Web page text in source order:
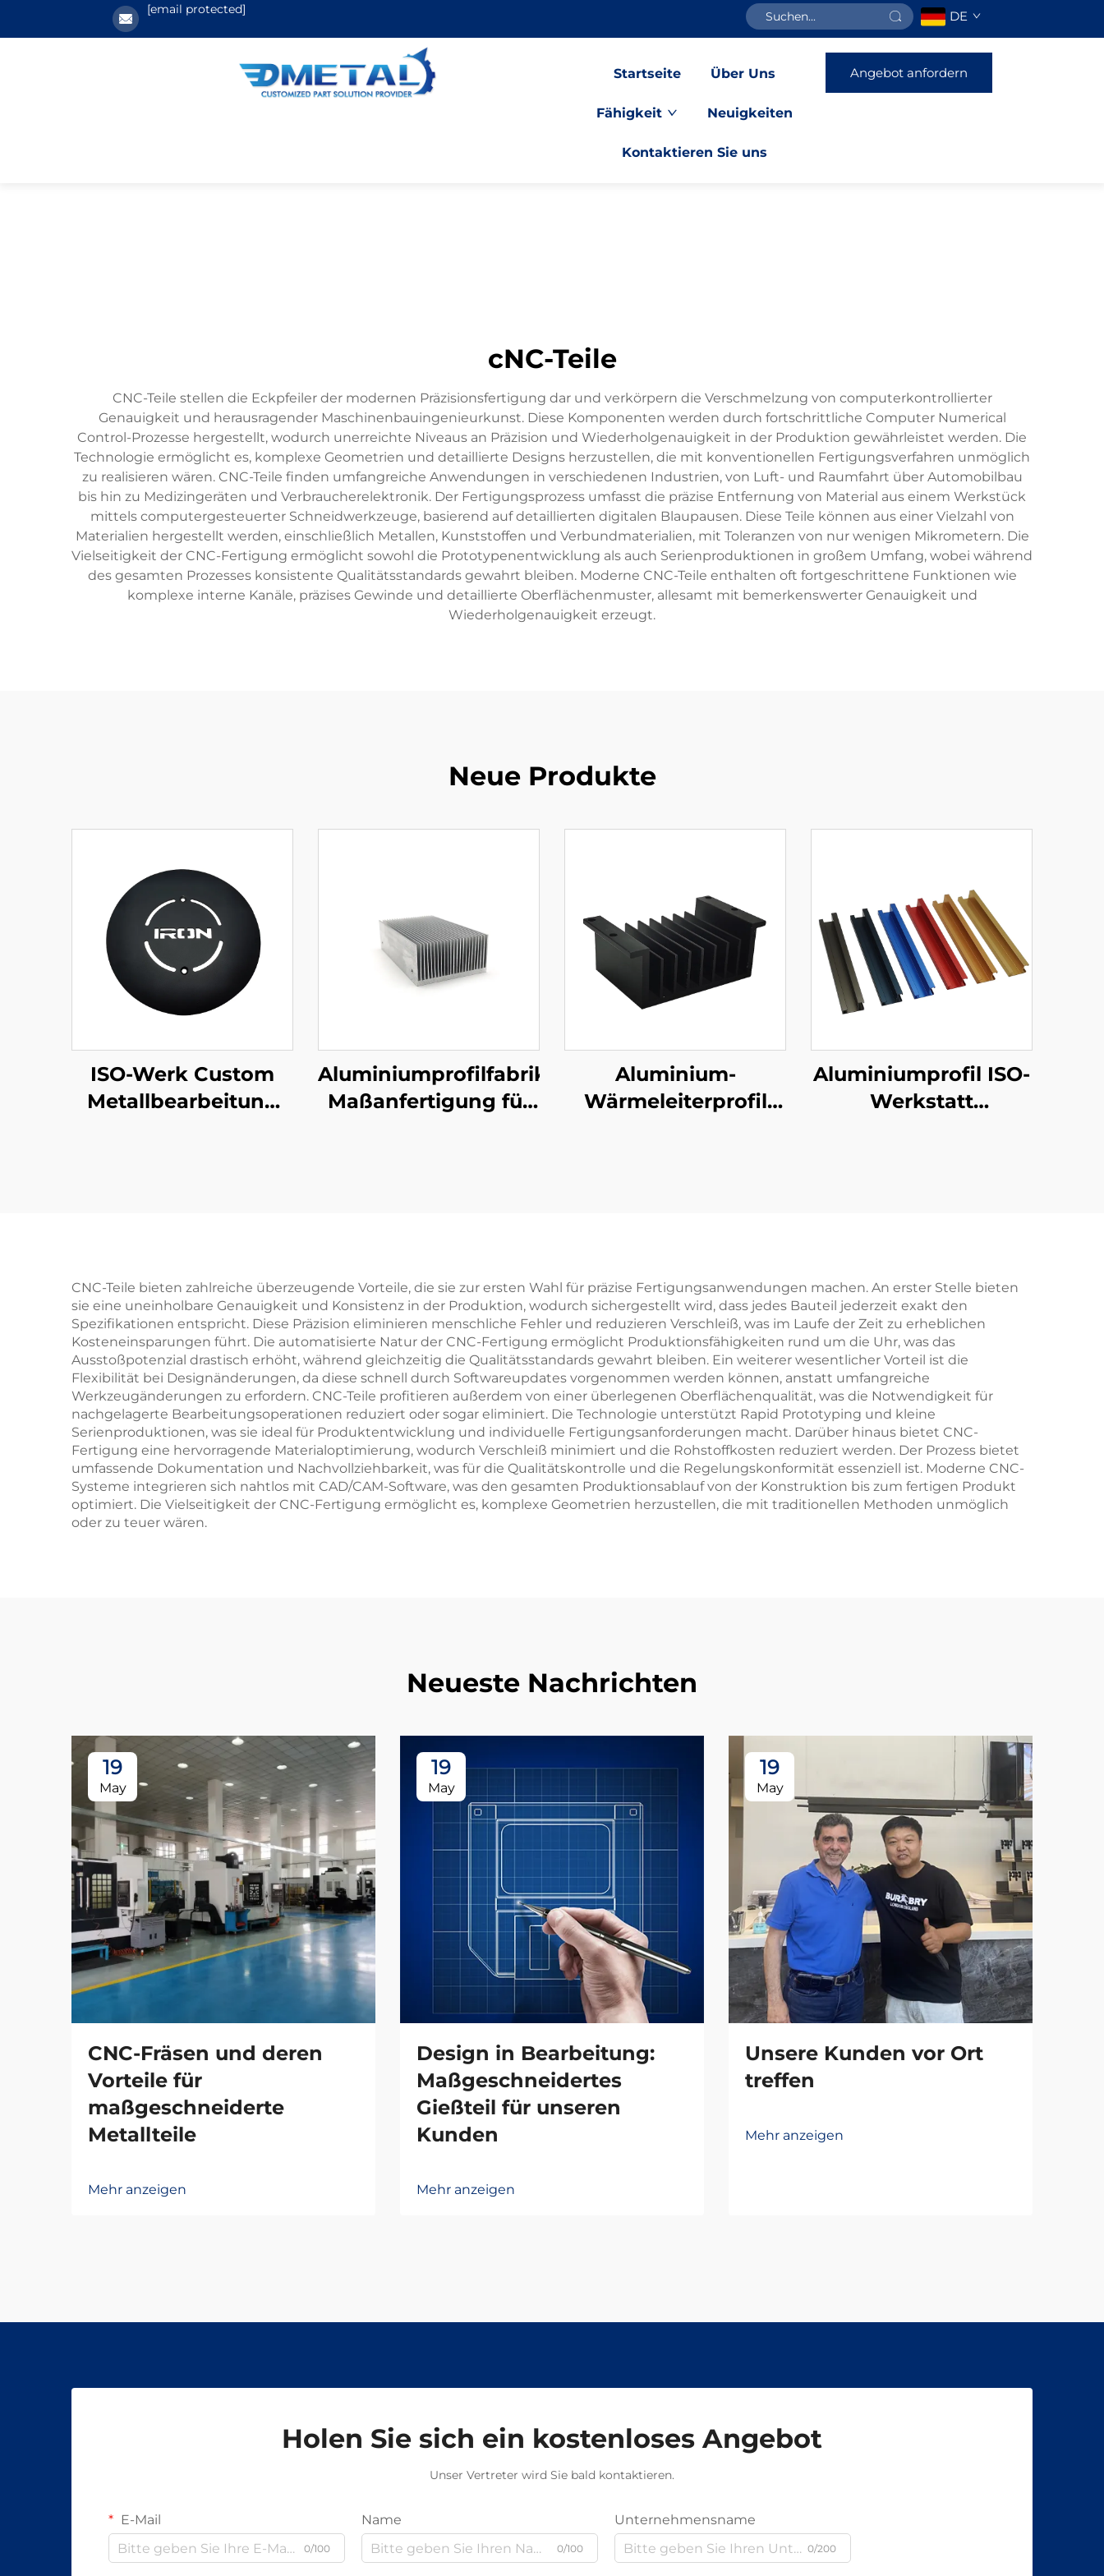
[email protected] DE
Startseite Über Uns
Fähigkeit Neuigkeiten
Kontaktieren Sie uns
Angebot anfordern
cNC-Teile
CNC-Teile stellen die Eckpfeiler der modernen Präzisionsfertigung dar und verkörpern die Verschmelzung von computerkontrollierter
Genauigkeit und herausragender Maschinenbauingenieurkunst. Diese Komponenten werden durch fortschrittliche Computer Numerical
Control-Prozesse hergestellt, wodurch unerreichte Niveaus an Präzision und Wiederholgenauigkeit in der Produktion gewährleistet werden. Die
Technologie ermöglicht es, komplexe Geometrien und detaillierte Designs herzustellen, die mit konventionellen Fertigungsverfahren unmöglich
zu realisieren wären. CNC-Teile finden umfangreiche Anwendungen in verschiedenen Industrien, von Luft- und Raumfahrt über Automobilbau
bis hin zu Medizingeräten und Verbraucherelektronik. Der Fertigungsprozess umfasst die präzise Entfernung von Material aus einem Werkstück
mittels computergesteuerter Schneidwerkzeuge, basierend auf detaillierten digitalen Blaupausen. Diese Teile können aus einer Vielzahl von
Materialien hergestellt werden, einschließlich Metallen, Kunststoffen und Verbundmaterialien, mit Toleranzen von nur wenigen Mikrometern. Die
Vielseitigkeit der CNC-Fertigung ermöglicht sowohl die Prototypenentwicklung als auch Serienproduktionen in großem Umfang, wobei während
des gesamten Prozesses konsistente Qualitätsstandards gewahrt bleiben. Moderne CNC-Teile enthalten oft fortgeschrittene Funktionen wie
komplexe interne Kanäle, präzises Gewinde und detaillierte Oberflächenmuster, allesamt mit bemerkenswerter Genauigkeit und
Wiederholgenauigkeit erzeugt.
Neue Produkte
ISO-Werk Custom
Metallbearbeitung
Aluminiumprofilfabrik
Maßanfertigung für
Aluminium-
Wärmeleiterprofil
Aluminiumprofil ISO-
Werkstatt
CNC-Teile bieten zahlreiche überzeugende Vorteile, die sie zur ersten Wahl für präzise Fertigungsanwendungen machen. An erster Stelle bieten
sie eine uneinholbare Genauigkeit und Konsistenz in der Produktion, wodurch sichergestellt wird, dass jedes Bauteil jederzeit exakt den
Spezifikationen entspricht. Diese Präzision eliminieren menschliche Fehler und reduzieren Verschleiß, was im Laufe der Zeit zu erheblichen
Kosteneinsparungen führt. Die automatisierte Natur der CNC-Fertigung ermöglicht Produktionsfähigkeiten rund um die Uhr, was das
Ausstoßpotenzial drastisch erhöht, während gleichzeitig die Qualitätsstandards gewahrt bleiben. Ein weiterer wesentlicher Vorteil ist die
Flexibilität bei Designänderungen, da diese schnell durch Softwareupdates vorgenommen werden können, anstatt umfangreiche
Werkzeugänderungen zu erfordern. CNC-Teile profitieren außerdem von einer überlegenen Oberflächenqualität, was die Notwendigkeit für
nachgelagerte Bearbeitungsoperationen reduziert oder sogar eliminiert. Die Technologie unterstützt Rapid Prototyping und kleine
Serienproduktionen, was sie ideal für Produktentwicklung und individuelle Fertigungsanforderungen macht. Darüber hinaus bietet CNC-
Fertigung eine hervorragende Materialoptimierung, wodurch Verschleiß minimiert und die Rohstoffkosten reduziert werden. Der Prozess bietet
umfassende Dokumentation und Nachvollziehbarkeit, was für die Qualitätskontrolle und die Regelungskonformität essenziell ist. Moderne CNC-
Systeme integrieren sich nahtlos mit CAD/CAM-Software, was den gesamten Produktionsablauf von der Konstruktion bis zum fertigen Produkt
optimiert. Die Vielseitigkeit der CNC-Fertigung ermöglicht es, komplexe Geometrien herzustellen, die mit traditionellen Methoden unmöglich
oder zu teuer wären.
Neueste Nachrichten
19
May
CNC-Fräsen und deren
Vorteile für
maßgeschneiderte
Metallteile
Mehr anzeigen
19
May
Design in Bearbeitung:
Maßgeschneidertes
Gießteil für unseren
Kunden
Mehr anzeigen
19
May
Unsere Kunden vor Ort
treffen
Mehr anzeigen
Holen Sie sich ein kostenloses Angebot
Unser Vertreter wird Sie bald kontaktieren.
E-Mail
0/100
Name
0/100
Unternehmensname
0/200